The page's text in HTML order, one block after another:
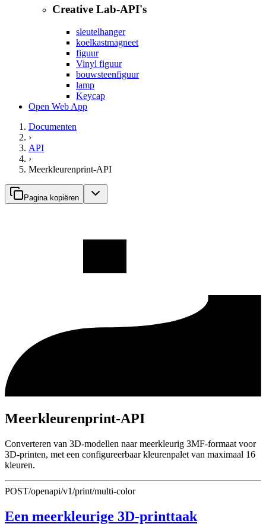
Creative Lab-API's
sleutelhanger
koelkastmagneet
figuur
Vinyl figuur
bouwsteenfiguur
lamp
Keycap
Open Web App
Documenten
›
API
›
Meerkleurenprint-API
Pagina kopiëren
Meerkleurenprint-API
Converteren van 3D-modellen naar meerkleurig 3MF-formaat voor
3D-printen, met een configureerbaar kleurenpalet van maximaal 16
kleuren.
POST/openapi/v1/print/multi-color
Een meerkleurige 3D-printtaak